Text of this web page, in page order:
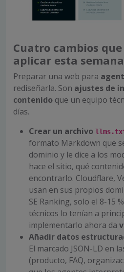
Cuatro cambios
aplicar esta semana
Preparar una web para
rediseñarla. Son ajustes de
contenido que un equipo
días.
Crear un archivo
formato Markdown que
dominio y le dice a los
hace el sitio, qué
encontrarlo. Cloudflare,
usan en sus propios
SE Ranking, solo el 8-15
técnicos lo tenían a
implementarlo ahora da
Añadir datos
El marcado JSON-LD en
(producto, FAQ,